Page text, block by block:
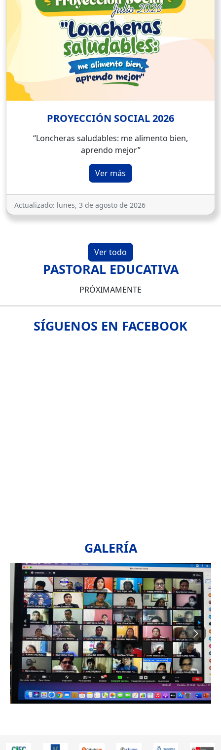
PROYECCIÓN SOCIAL 2026
“Loncheras saludables: me alimento bien,
aprendo mejor”
Ver más
Actualizado: lunes, 3 de agosto de 2026
Ver todo
PASTORAL EDUCATIVA
PRÓXIMAMENTE
SÍGUENOS EN FACEBOOK
GALERÍA